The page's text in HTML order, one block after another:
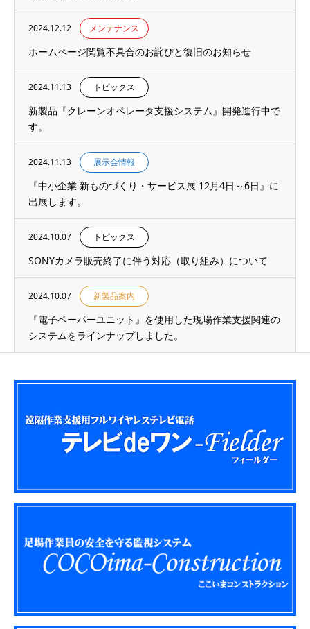
2024.12.12 メンテナンス
ホームページ閲覧不具合のお詫びと復旧のお知らせ
2024.11.13 トピックス
新製品『クレーンオペレータ支援システム』開発進行中で
す。
2024.11.13 展示会情報
『中小企業 新ものづくり・サービス展 12月4日～6日』に
出展します。
2024.10.07 トピックス
SONYカメラ販売終了に伴う対応（取り組み）について
2024.10.07 新製品案内
『電子ペーパーユニット』を使用した現場作業支援関連の
システムをラインナップしました。